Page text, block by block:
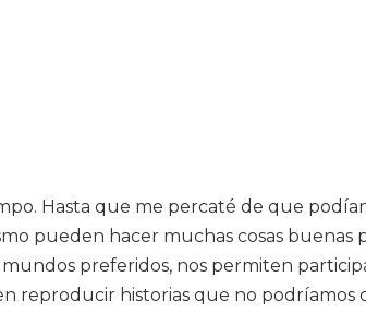
Hasta que me percaté de que
pueden hacer muchas cosas buenas
preferidos, nos permiten
historias que no podríamos